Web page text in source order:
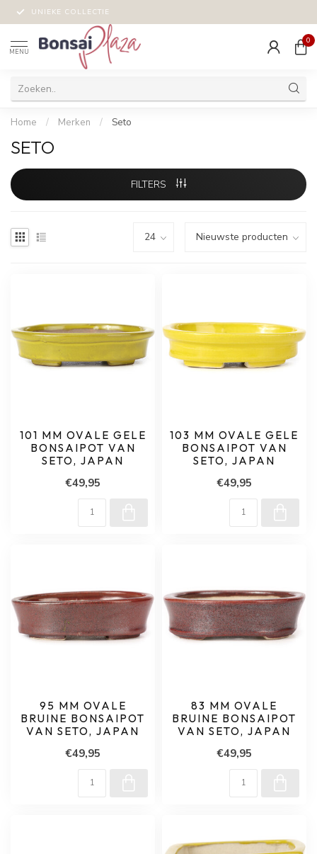
UNIEKE COLLECTIE
MENU
0
Home / Merken / Seto
SETO
FILTERS
101 MM OVALE GELE
BONSAIPOT VAN
SETO, JAPAN
€49,95
103 MM OVALE GELE
BONSAIPOT VAN
SETO, JAPAN
€49,95
95 MM OVALE
BRUINE BONSAIPOT
VAN SETO, JAPAN
€49,95
83 MM OVALE
BRUINE BONSAIPOT
VAN SETO, JAPAN
€49,95